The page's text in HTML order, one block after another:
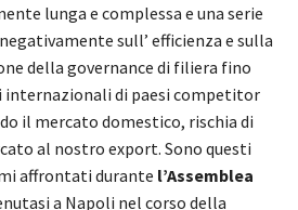
lunga e complessa e una serie
sull’ efficienza e sulla
della governance di filiera fino
internazionali di paesi competitor
il mercato domestico, rischia di
al nostro export. Sono questi
affrontati durante l’Assemblea
a Napoli nel corso della